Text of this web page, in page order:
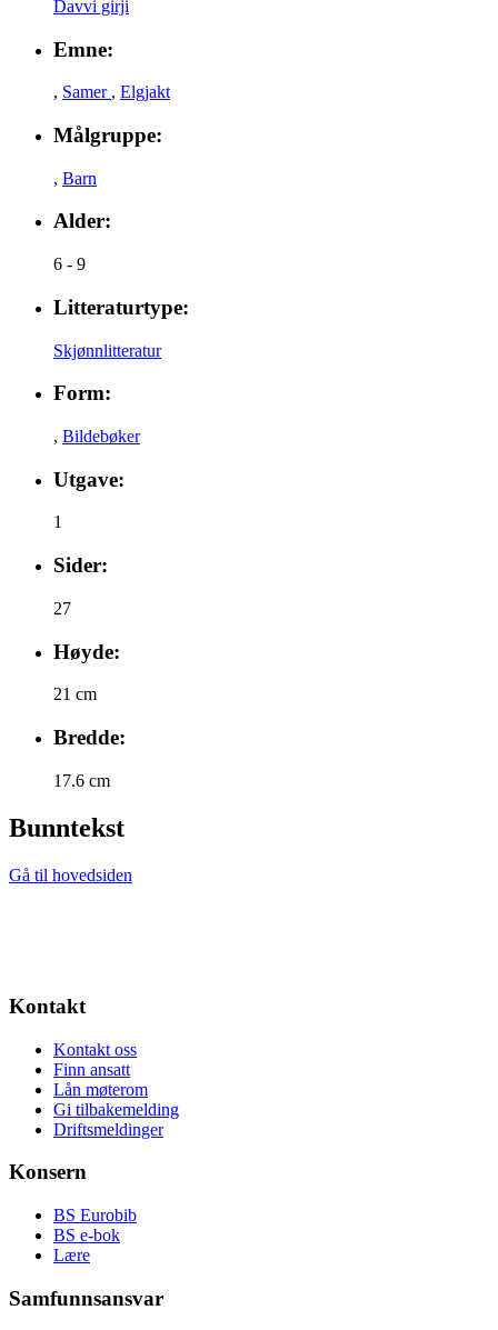
Davvi girji
Emne:
, Samer , Elgjakt
Målgruppe:
, Barn
Alder:
6 - 9
Litteraturtype:
Skjønnlitteratur
Form:
, Bildebøker
Utgave:
1
Sider:
27
Høyde:
21 cm
Bredde:
17.6 cm
Bunntekst
Gå til hovedsiden
Kontakt
Kontakt oss
Finn ansatt
Lån møterom
Gi tilbakemelding
Driftsmeldinger
Konsern
BS Eurobib
BS e-bok
Lære
Samfunnsansvar